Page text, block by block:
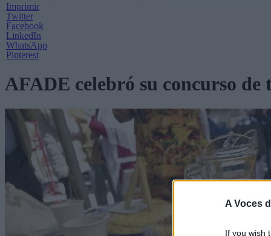
A Voces
If you wish
Imprimir
Twitter
Facebook
LinkedIn
WhatsApp
Pinterest
AFADE celebró su concurso